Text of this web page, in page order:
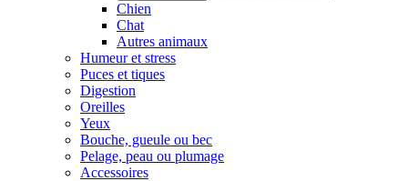
Chien
Chat
Autres animaux
Humeur et stress
Puces et tiques
Digestion
Oreilles
Yeux
Bouche, gueule ou bec
Pelage, peau ou plumage
Accessoires